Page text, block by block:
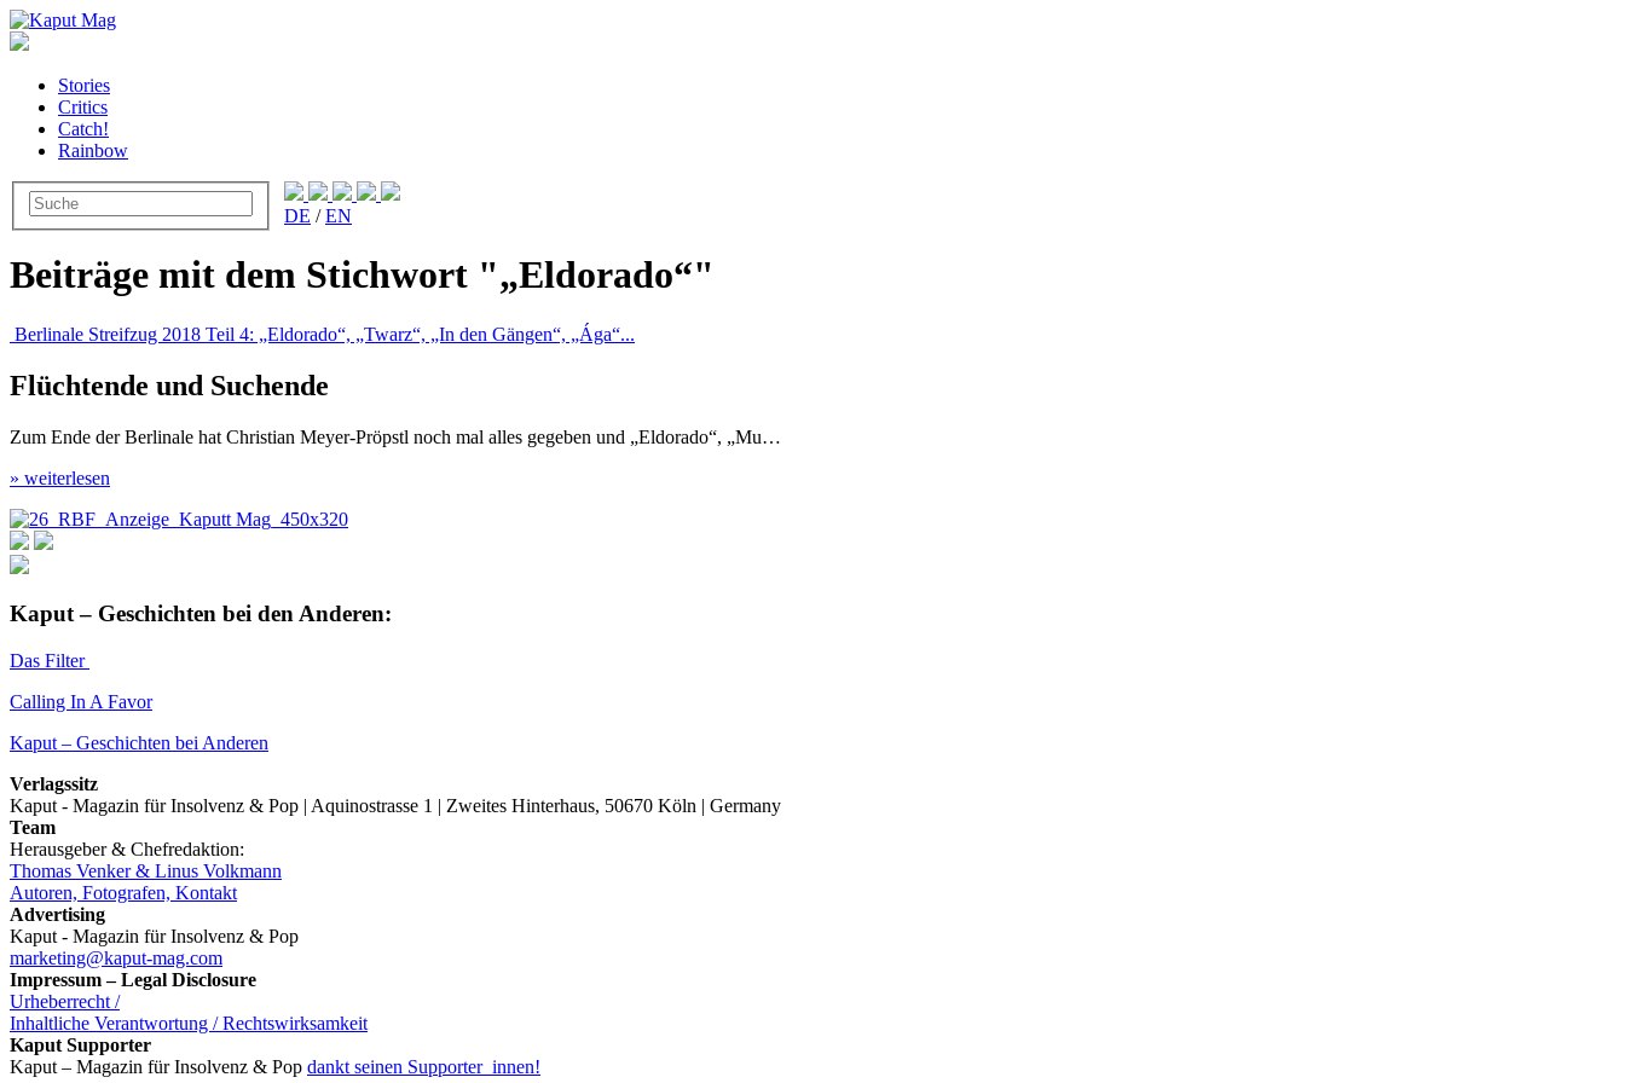
Stories
Critics
Catch!
Rainbow
DE /EN
Beiträge mit dem Stichwort "„Eldorado“"
Berlinale Streifzug 2018 Teil 4: „Eldorado“, „Twarz“, „In den Gängen“, „Ága“...
Flüchtende und Suchende
Zum Ende der Berlinale hat Christian Meyer-Pröpstl noch mal alles gegeben und „Eldorado“, „Mu…
» weiterlesen
Kaput – Geschichten bei den Anderen:
Das Filter
Calling In A Favor
Kaput – Geschichten bei Anderen
Verlagssitz
Kaput - Magazin für Insolvenz & Pop | Aquinostrasse 1 | Zweites Hinterhaus, 50670 Köln | Germany
Team
Herausgeber & Chefredaktion:
Thomas Venker & Linus Volkmann
Autoren, Fotografen, Kontakt
Advertising
Kaput - Magazin für Insolvenz & Pop
marketing@kaput-mag.com
Impressum – Legal Disclosure
Urheberrecht /
Inhaltliche Verantwortung / Rechtswirksamkeit
Kaput Supporter
Kaput – Magazin für Insolvenz & Pop dankt seinen Supporter_innen!